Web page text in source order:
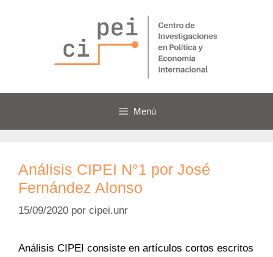
Menú
Análisis CIPEI N°1 por José
Fernández Alonso
15/09/2020 por cipei.unr
Análisis CIPEI consiste en artículos cortos escritos